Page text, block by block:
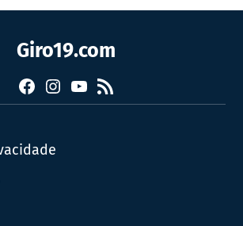
Giro19.com
FacebookInstagram
YouTube
RSS